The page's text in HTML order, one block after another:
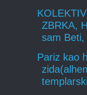
ZBRKA,
sam Beti,
Pariz kao